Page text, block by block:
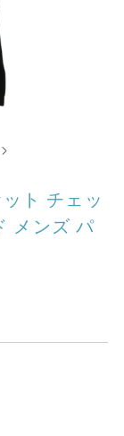
ト チェッ
メンズ パ